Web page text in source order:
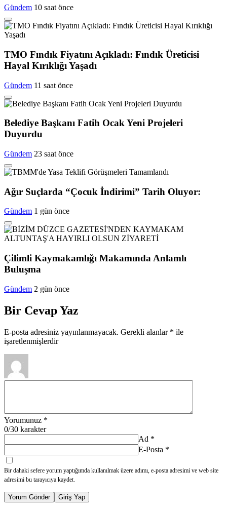
Gündem 10 saat önce
TMO Fındık Fiyatını Açıkladı: Fındık Üreticisi
Hayal Kırıklığı Yaşadı
Gündem 11 saat önce
Belediye Başkanı Fatih Ocak Yeni Projeleri
Duyurdu
Gündem 23 saat önce
Ağır Suçlarda “Çocuk İndirimi” Tarih Oluyor:
Gündem 1 gün önce
Çilimli Kaymakamlığı Makamında Anlamlı
Buluşma
Gündem 2 gün önce
Bir Cevap Yaz
E-posta adresiniz yayınlanmayacak. Gerekli alanlar * ile
işaretlenmişlerdir
Yorumunuz *
0/30 karakter
Ad *
E-Posta *
Bir dahaki sefere yorum yaptığımda kullanılmak üzere adımı, e-posta adresimi ve web site
adresimi bu tarayıcıya kaydet.
Yorum Gönder Giriş Yap